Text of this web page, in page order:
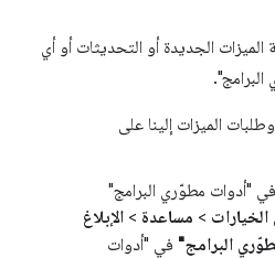
الميزات الجديدة أو التحديثات أو أي
الميزات إلينا على
"أدوات مطوّري البرامج"
> مساعدة > الإبلاغ
البرامج" في "أدوات